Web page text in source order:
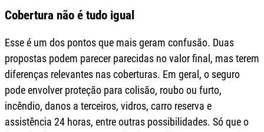
Cobertura não é tudo igual
Esse é um dos pontos que mais geram confusão. Duas
propostas podem parecer parecidas no valor final, mas terem
diferenças relevantes nas coberturas. Em geral, o seguro
pode envolver proteção para colisão, roubo ou furto,
incêndio, danos a terceiros, vidros, carro reserva e
assistência 24 horas, entre outras possibilidades. Só que o